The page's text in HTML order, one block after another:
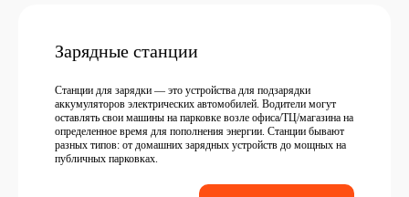
Зарядные станции
Станции для зарядки — это устройства для подзарядки
аккумуляторов электрических автомобилей. Водители могут
оставлять свои машины на парковке возле офиса/ТЦ/магазина на
определенное время для пополнения энергии. Станции бывают
разных типов: от домашних зарядных устройств до мощных на
публичных парковках.